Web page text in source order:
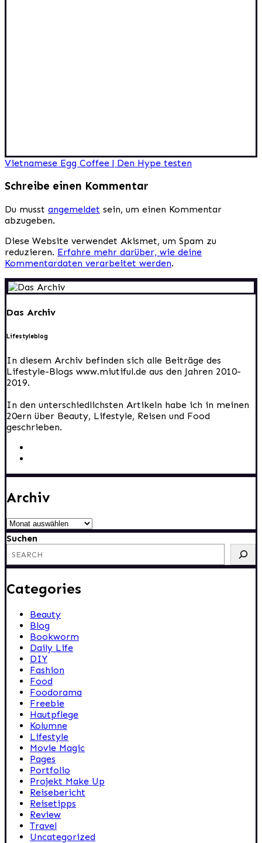
Beitragsnavigation
Vietnamese Egg Coffee | Den Hype testen
Schreibe einen Kommentar
Du musst angemeldet sein, um einen Kommentar
abzugeben.
Diese Website verwendet Akismet, um Spam zu
reduzieren. Erfahre mehr darüber, wie deine
Kommentardaten verarbeitet werden.
Das Archiv
Lifestyleblog
In diesem Archiv befinden sich alle Beiträge des
Lifestyle-Blogs www.miutiful.de aus den Jahren 2010-
2019.
In den unterschiedlichsten Artikeln habe ich in meinen
20ern über Beauty, Lifestyle, Reisen und Food
geschrieben.
Archiv
Archiv
Suchen
Categories
Beauty
Blog
Bookworm
Daily Life
DIY
Fashion
Food
Foodorama
Freebie
Hautpflege
Kolumne
Lifestyle
Movie Magic
Pages
Portfolio
Projekt Make Up
Reisebericht
Reisetipps
Review
Travel
Uncategorized